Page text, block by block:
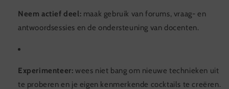
Neem actief deel: maak gebruik van forums, vraag- en
antwoordsessies en de ondersteuning van docenten.
Experimenteer: wees niet bang om nieuwe technieken uit
te proberen en je eigen kenmerkende cocktails te creëren.